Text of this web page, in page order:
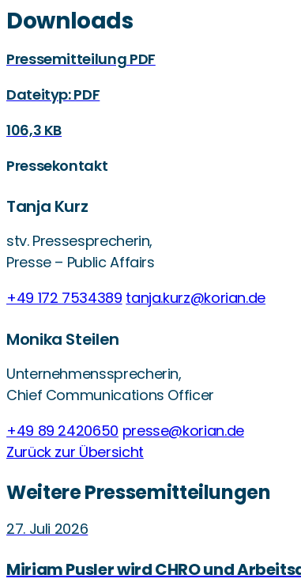
Downloads
Pressemitteilung PDF
Dateityp: PDF
106,3 KB
Pressekontakt
Tanja Kurz
stv. Pressesprecherin,
Presse – Public Affairs
+49 172 7534389 tanja.kurz@korian.de
Monika Steilen
Unternehmenssprecherin,
Chief Communications Officer
+49 89 2420650 presse@korian.de
Zurück zur Übersicht
Weitere Pressemitteilungen
27. Juli 2026
Miriam Pusler wird CHRO und